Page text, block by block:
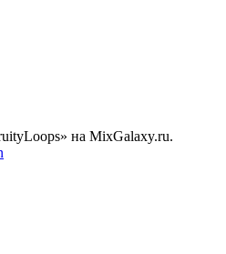
на MixGalaxy.ru.